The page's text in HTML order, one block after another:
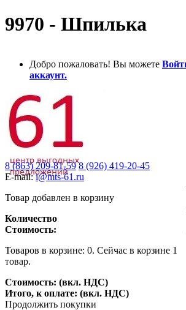
9970 - Шпилька
Добро пожаловать! Вы можете
аккаунт.
8 (863) 209-81-59 8 (926) 419-20-45
E-mail:i@mts-61.ru
Товар добавлен в корзину
Количество
Стоимость:
Товаров в корзине: 0. Сейчас в корзине 1
товар.
Стоимость: (вкл. НДС)
Итого, к оплате: (вкл. НДС)
Продолжить покупки